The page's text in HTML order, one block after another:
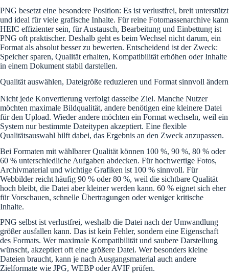
PNG besetzt eine besondere Position: Es ist verlustfrei, breit unterstützt
und ideal für viele grafische Inhalte. Für reine Fotomassenarchive kann
HEIC effizienter sein, für Austausch, Bearbeitung und Einbettung ist
PNG oft praktischer. Deshalb geht es beim Wechsel nicht darum, ein
Format als absolut besser zu bewerten. Entscheidend ist der Zweck:
Speicher sparen, Qualität erhalten, Kompatibilität erhöhen oder Inhalte
in einem Dokument stabil darstellen.
Qualität auswählen, Dateigröße reduzieren und Format sinnvoll ändern
Nicht jede Konvertierung verfolgt dasselbe Ziel. Manche Nutzer
möchten maximale Bildqualität, andere benötigen eine kleinere Datei
für den Upload. Wieder andere möchten ein Format wechseln, weil ein
System nur bestimmte Dateitypen akzeptiert. Eine flexible
Qualitätsauswahl hilft dabei, das Ergebnis an den Zweck anzupassen.
Bei Formaten mit wählbarer Qualität können 100 %, 90 %, 80 % oder
60 % unterschiedliche Aufgaben abdecken. Für hochwertige Fotos,
Archivmaterial und wichtige Grafiken ist 100 % sinnvoll. Für
Webbilder reicht häufig 90 % oder 80 %, weil die sichtbare Qualität
hoch bleibt, die Datei aber kleiner werden kann. 60 % eignet sich eher
für Vorschauen, schnelle Übertragungen oder weniger kritische
Inhalte.
PNG selbst ist verlustfrei, weshalb die Datei nach der Umwandlung
größer ausfallen kann. Das ist kein Fehler, sondern eine Eigenschaft
des Formats. Wer maximale Kompatibilität und saubere Darstellung
wünscht, akzeptiert oft eine größere Datei. Wer besonders kleine
Dateien braucht, kann je nach Ausgangsmaterial auch andere
Zielformate wie JPG, WEBP oder AVIF prüfen.